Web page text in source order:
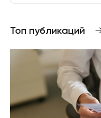
Топ публикаций